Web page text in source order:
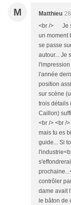
M Matthieu
<br /> Je
un moment
se passe
autour... Je
l'année
position
sur scène
trois détails
Caillon)
<br /> <br /
mais tu es
guide... Si
contrôler
dame avait
le bâton de